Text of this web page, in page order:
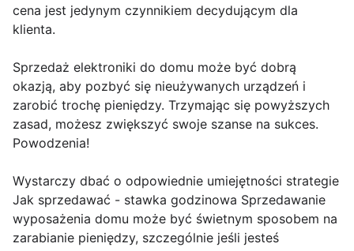
cena jest jedynym czynnikiem decydującym dla
klienta.
Sprzedaż elektroniki do domu może być dobrą
okazją, aby pozbyć się nieużywanych urządzeń i
zarobić trochę pieniędzy. Trzymając się powyższych
zasad, możesz zwiększyć swoje szanse na sukces.
Powodzenia!
Wystarczy dbać o odpowiednie umiejętności strategie
Jak sprzedawać - stawka godzinowa Sprzedawanie
wyposażenia domu może być świetnym sposobem na
zarabianie pieniędzy, szczególnie jeśli jesteś